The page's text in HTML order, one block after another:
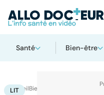
Santé Bien-être
AccueilBien-être
LIT